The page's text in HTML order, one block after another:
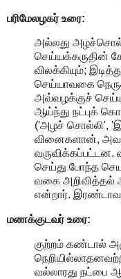
பரிமேலழகர் உரை:
அல்லது
செய்யக்கருதின்
விலக்கியும்;
செய்யாவகை
அவ்வழக்குச்
ஆய்ந்து நட்புக்
('அழச் சொல்லி',
வினைகளான்,
வருவிக்கப்பட்டன.
செய்து போந்த
வகை அறிவித்தல்
என்றார்.
மணக்குடவர் உரை:
குற்றம் கண்டால்
வல்லாரது நட்பை